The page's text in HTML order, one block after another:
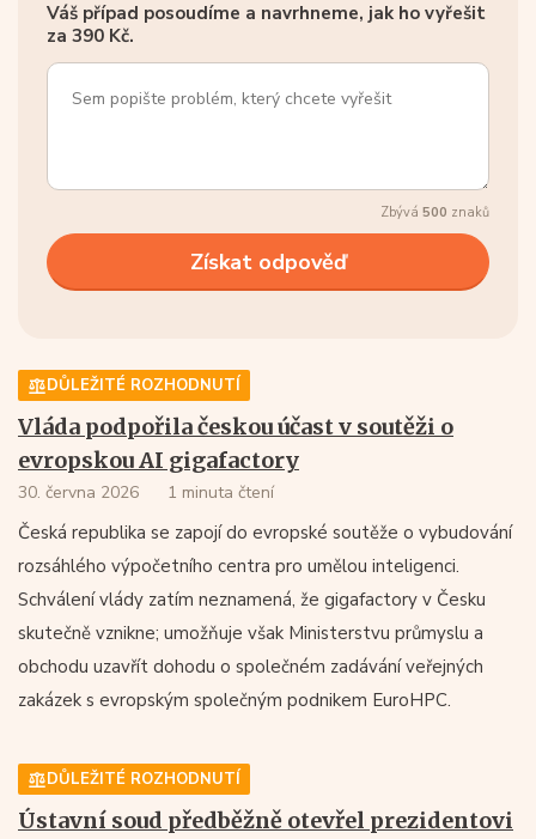
Váš případ posoudíme a navrhneme, jak ho vyřešit
za 390 Kč.
Zbývá 500 znaků
DŮLEŽITÉ ROZHODNUTÍ
Vláda podpořila českou účast v soutěži o
evropskou AI gigafactory
30. června 2026 1 minuta čtení
Česká republika se zapojí do evropské soutěže o vybudování
rozsáhlého výpočetního centra pro umělou inteligenci.
Schválení vlády zatím neznamená, že gigafactory v Česku
skutečně vznikne; umožňuje však Ministerstvu průmyslu a
obchodu uzavřít dohodu o společném zadávání veřejných
zakázek s evropským společným podnikem EuroHPC.
DŮLEŽITÉ ROZHODNUTÍ
Ústavní soud předběžně otevřel prezidentovi